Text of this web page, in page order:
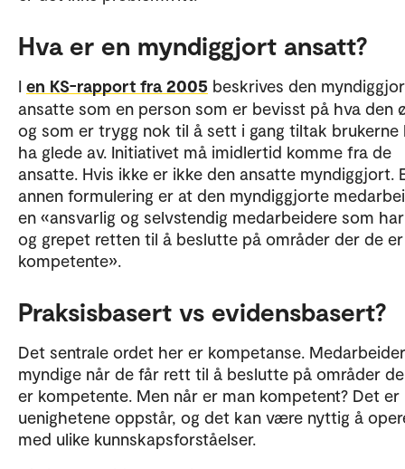
Hva er en myndiggjort ansatt?
I en KS-rapport fra 2005 beskrives den
ansatte som en person som er bevisst på hva den
og som er trygg nok til å sett i gang tiltak brukerne
ha glede av. Initiativet må imidlertid komme fra de
ansatte. Hvis ikke er ikke den ansatte myndiggjort.
annen formulering er at den myndiggjorte
en «ansvarlig og selvstendig medarbeidere som
og grepet retten til å beslutte på områder der de er
kompetente».
Praksisbasert vs evidensbasert?
Det sentrale ordet her er kompetanse.
myndige når de får rett til å beslutte på områder
er kompetente. Men når er man kompetent? Det er
uenighetene oppstår, og det kan være nyttig å
med ulike kunnskapsforståelser.